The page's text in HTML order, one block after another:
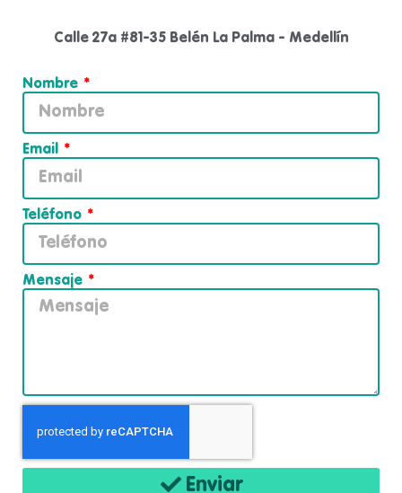
Calle 27a #81-35 Belén La Palma - Medellín
Nombre
Email
Teléfono
Mensaje
Enviar